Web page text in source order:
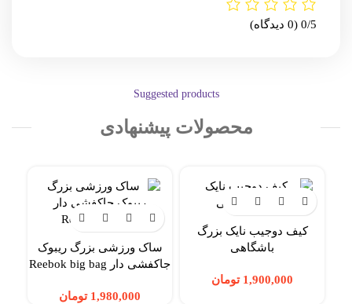
0/5 (0 دیدگاه)
Suggested products
محصولات پیشنهادی
کیف دوجیب نایک بزرگ
باشگاهی
تومان
ساک ورزشی بزرگ ریبوک
جاکفشی دار Reebok big bag
تومان